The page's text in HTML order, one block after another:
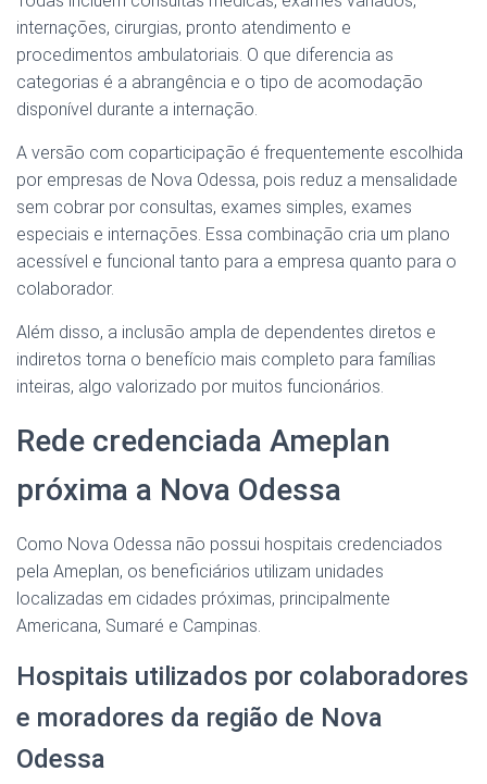
internações, cirurgias, pronto atendimento e
procedimentos ambulatoriais. O que diferencia as
categorias é a abrangência e o tipo de acomodação
disponível durante a internação.
A versão com coparticipação é frequentemente escolhida
por empresas de Nova Odessa, pois reduz a mensalidade
sem cobrar por consultas, exames simples, exames
especiais e internações. Essa combinação cria um plano
acessível e funcional tanto para a empresa quanto para o
colaborador.
Além disso, a inclusão ampla de dependentes diretos e
indiretos torna o benefício mais completo para famílias
inteiras, algo valorizado por muitos funcionários.
Rede credenciada Ameplan
próxima a Nova Odessa
Como Nova Odessa não possui hospitais credenciados
pela Ameplan, os beneficiários utilizam unidades
localizadas em cidades próximas, principalmente
Americana, Sumaré e Campinas.
Hospitais utilizados por colaboradores
e moradores da região de Nova
Odessa